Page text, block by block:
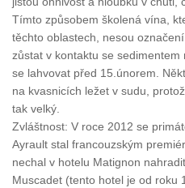
Tímto způsobem školená vína,
těchto oblastech, nesou
zůstat v kontaktu se
se lahvovat před 15.únorem.
na kvasnicích ležet v sudu,
tak velký.
Zvláštnost: V roce 2012 se
Ayrault stal francouzským
nechal v hotelu Matignon
Muscadet (tento hotel je od roku